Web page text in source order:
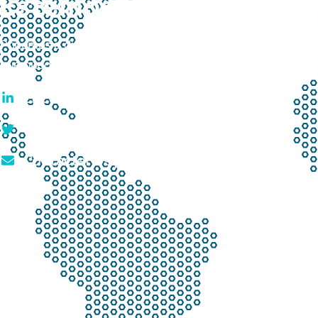
Ponemos a disposición distintos canales de contacto
que puedas comunicarte de la forma que te resulte más
Encuéntrenos en LinkedIn.
Twitter de Advisors4IT.
Contáctenos por correo.